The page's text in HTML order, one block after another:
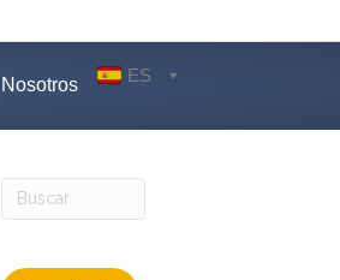
Nosotros ES